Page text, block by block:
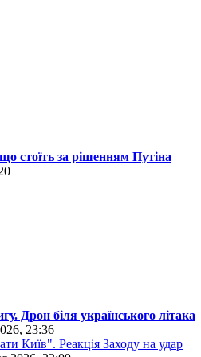
стоїть за рішенням Путіна
Дрон біля українського літака
23:36
Київ". Реакція Заходу на удар